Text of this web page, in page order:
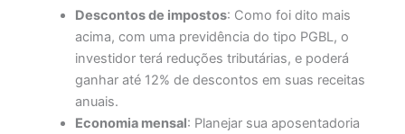
Descontos de impostos: Como foi dito mais
acima, com uma previdência do tipo PGBL, o
investidor terá reduções tributárias, e poderá
ganhar até 12% de descontos em suas receitas
anuais.
Economia mensal: Planejar sua aposentadoria